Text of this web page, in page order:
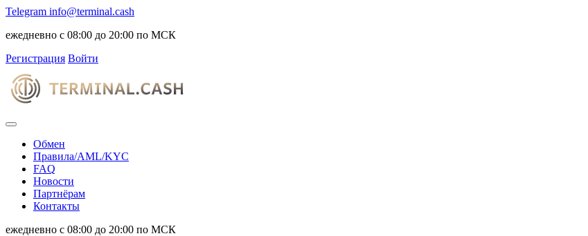
Telegram info@terminal.cash
ежедневно с 08:00 до 20:00 по МСК
Регистрация Войти
Обмен
Правила/AML/KYC
FAQ
Новости
Партнёрам
Контакты
ежедневно с 08:00 до 20:00 по МСК